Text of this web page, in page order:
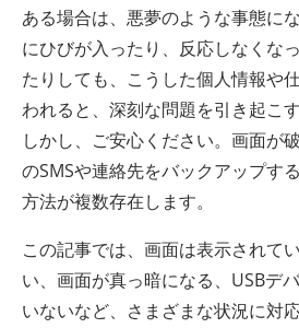
ある場合は、悪夢のような事態に
にひびが入ったり、反応しなくな
たりしても、こうした個人情報や
われると、深刻な問題を引き起こ
しかし、ご安心ください。画面が
のSMSや連絡先をバックアップす
方法が複数存在します。
この記事では、画面は表示されて
い、画面が真っ暗になる、USBデ
いないなど、さまざまな状況に対